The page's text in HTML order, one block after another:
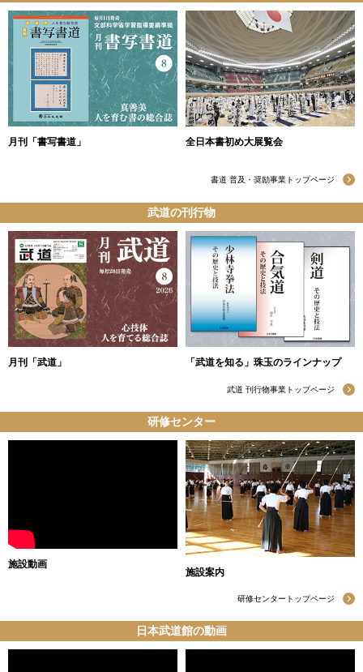
月刊「書写書道」 全日本書初め大展覧会
書道 普及・奨励事業トップページ
武道の刊行物
月刊「武道」 「武道を知る」珠玉のラインナップ
武道 刊行物事業トップページ
研修センター
施設動画
施設案内
研修センタートップページ
日本武道館の動画